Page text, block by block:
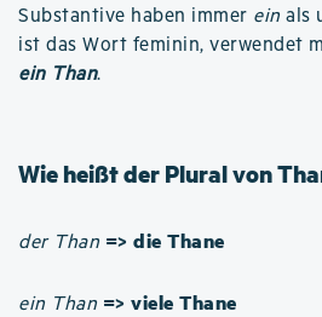
Substantive haben immer ein als
ist das Wort feminin, verwendet
ein Than.
Wie heißt der Plural von
der Than => die Thane
ein Than => viele Thane